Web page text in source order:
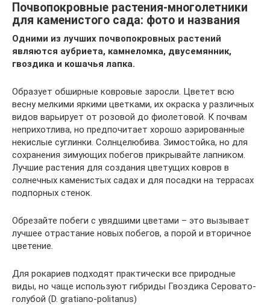
Почвопокровные растения-многолетники
для каменистого сада: фото и названия
Одними из лучших почвопокровных растений
являются аубриета, камнеломка, двусемянник,
гвоздика и кошачья лапка.
Образует обширные ковровые заросли. Цветет всю
весну мелкими яркими цветками, их окраска у различных
видов варьирует от розовой до фиолетовой. К почвам
неприхотлива, но предпочитает хорошо аэрированные
некислые суглинки. Солнцелюбива. Зимостойка, но для
сохранения зимующих побегов прикрывайте лапником.
Лучшие растения для создания цветущих ковров в
солнечных каменистых садах и для посадки на террасах
подпорных стенок.
Обрезайте побеги с увядшими цветами – это вызывает
лучшее отрастание новых побегов, а порой и вторичное
цветение.
Для рокариев подходят практически все природные
виды, но чаще используют гибриды Гвоздика Серовато-
голубой (D. gratiano-politanus)